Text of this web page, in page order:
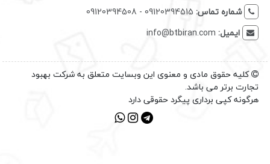
شماره تماس: 09120394515 - 09120394508
ایمیل: info@btbiran.com
کلیه حقوق مادی و معنوی این وبسایت متعلق به شرکت بهبود
تجارت برتر می باشد.
هرگونه کپی برداری پیگرد حقوقی دارد